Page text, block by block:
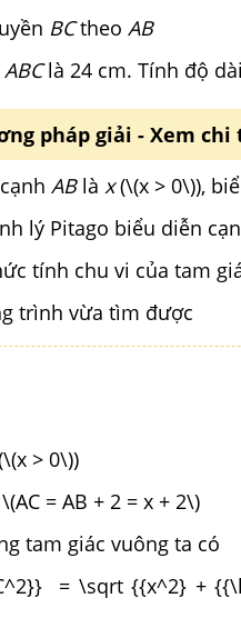
BCtheo AB
ABClà 24 cm. Tính độ
pháp giải - Xem
ABlà x(\(x > 0\)),
Pitago biểu diễn
tính chu vi của tam
vừa tìm được
> 0\))
= AB + 2 = x + 2\)
tam giác vuông ta có
= \sqrt {{x^2} +